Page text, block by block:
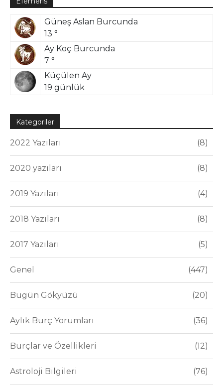
Güneş Aslan Burcunda
13 °
Ay Koç Burcunda
7 °
Küçülen Ay
19 günlük
Kategoriler
2022 Yazıları 8
2020 yazıları 8
2019 Yazıları 4
2018 Yazıları 8
2017 Yazıları 5
Genel 447
Bugün Gökyüzü 20
Aylık Burç Yorumları 36
Burçlar ve Özellikleri 12
Astroloji Bilgileri 76